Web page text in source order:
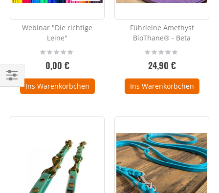
Webinar "Die richtige
Leine"
Rating:
0%
0,00 €
Ins Warenkörbchen
Führleine Amethyst
BioThane® - Beta
Rating:
0%
24,90 €
Ins Warenkörbchen
Einkaufsoptionen